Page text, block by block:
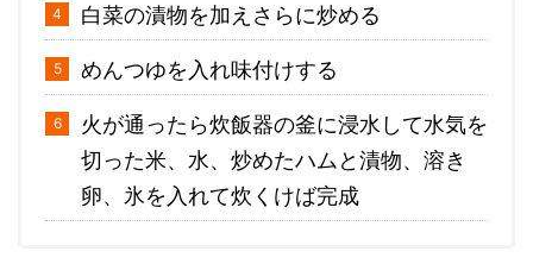
白菜の漬物を加えさらに炒める
めんつゆを入れ味付けする
火が通ったら炊飯器の釜に浸水して水気を
切った米、水、炒めたハムと漬物、溶き
卵、氷を入れて炊くけば完成